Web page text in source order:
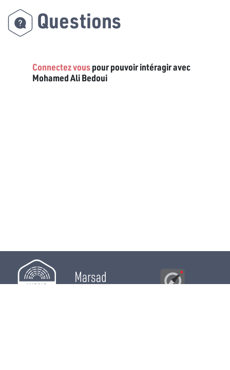
Questions
Connectez vouspour pouvoir intéragir avec
Mohamed Ali Bedoui
Marsad